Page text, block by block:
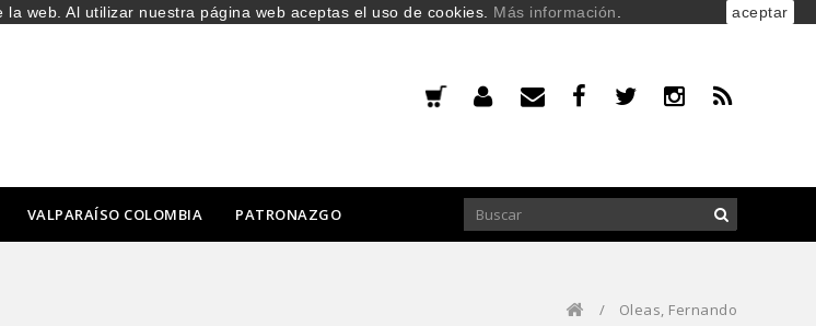
VALPARAÍSO COLOMBIA PATRONAZGO
/ Oleas, Fernando
web. Al utilizar nuestra página web aceptas el uso de cookies. Más información aceptar